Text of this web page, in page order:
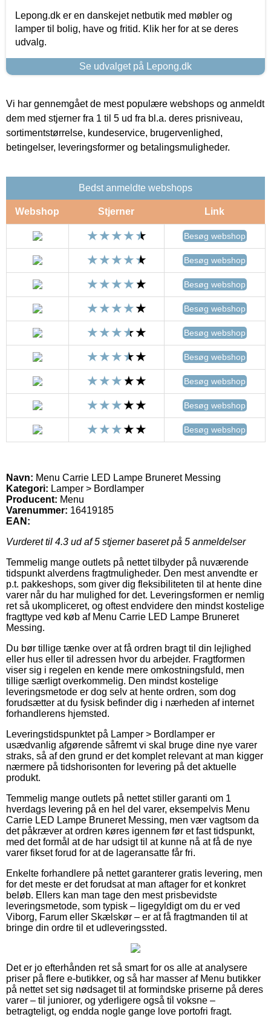
Lepong.dk er en danskejet netbutik med møbler og
lamper til bolig, have og fritid. Klik her for at se deres
udvalg.
Se udvalget på Lepong.dk
Vi har gennemgået de mest populære webshops og anmeldt
dem med stjerner fra 1 til 5 ud fra bl.a. deres prisniveau,
sortimentstørrelse, kundeservice, brugervenlighed,
betingelser, leveringsformer og betalingsmuligheder.
Bedst anmeldte webshops
Webshop Stjerner Link
Besøg webshop
Besøg webshop
Besøg webshop
Besøg webshop
Besøg webshop
Besøg webshop
Besøg webshop
Besøg webshop
Besøg webshop
Navn: Menu Carrie LED Lampe Bruneret Messing
Kategori: Lamper > Bordlamper
Producent: Menu
Varenummer: 16419185
EAN:
Vurderet til 4.3 ud af 5 stjerner baseret på 5 anmeldelser
Temmelig mange outlets på nettet tilbyder på nuværende
tidspunkt alverdens fragtmuligheder. Den mest anvendte er
p.t. pakkeshops, som giver dig fleksibiliteten til at hente dine
varer når du har mulighed for det. Leveringsformen er nemlig
ret så ukompliceret, og oftest endvidere den mindst kostelige
fragttype ved køb af Menu Carrie LED Lampe Bruneret
Messing.
Du bør tillige tænke over at få ordren bragt til din lejlighed
eller hus eller til adressen hvor du arbejder. Fragtformen
viser sig i regelen en kende mere omkostningsfuld, men
tillige særligt overkommelig. Den mindst kostelige
leveringsmetode er dog selv at hente ordren, som dog
forudsætter at du fysisk befinder dig i nærheden af internet
forhandlerens hjemsted.
Leveringstidspunktet på Lamper > Bordlamper er
usædvanlig afgørende såfremt vi skal bruge dine nye varer
straks, så af den grund er det komplet relevant at man kigger
nærmere på tidshorisonten for levering på det aktuelle
produkt.
Temmelig mange outlets på nettet stiller garanti om 1
hverdags levering på en hel del varer, eksempelvis Menu
Carrie LED Lampe Bruneret Messing, men vær vagtsom da
det påkræver at ordren køres igennem før et fast tidspunkt,
med det formål at de har udsigt til at kunne nå at få de nye
varer fikset forud for at de lageransatte får fri.
Enkelte forhandlere på nettet garanterer gratis levering, men
for det meste er det forudsat at man aftager for et konkret
beløb. Ellers kan man tage den mest prisbevidste
leveringsmetode, som typisk – ligegyldigt om du er ved
Viborg, Farum eller Skælskør – er at få fragtmanden til at
bringe din ordre til et udleveringssted.
Det er jo efterhånden ret så smart for os alle at analysere
priser på flere e-butikker, og så har masser af Menu butikker
på nettet set sig nødsaget til at formindske priserne på deres
varer – til juniorer, og yderligere også til voksne –
betragteligt, og endda nogle gange love portofri fragt.